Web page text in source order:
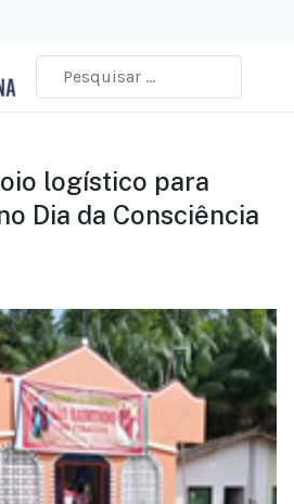
logístico para
Dia da Consciência